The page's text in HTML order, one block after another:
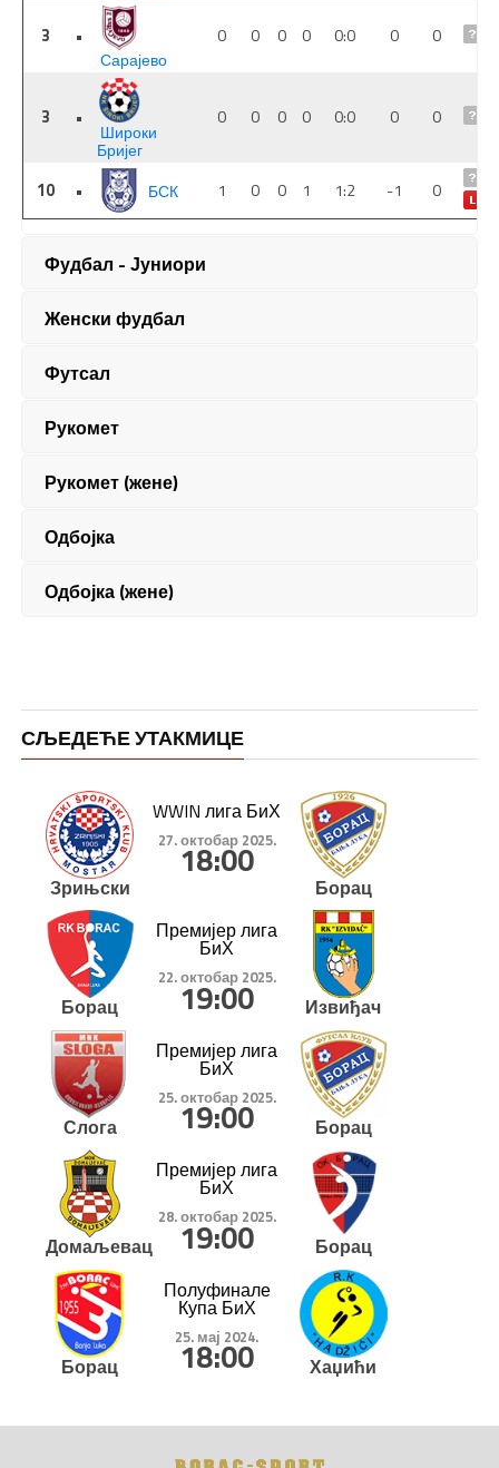
Фудбал - Јуниори
Женски фудбал
Футсал
Рукомет
Рукомет (жене)
Одбојка
Одбојка (жене)
СЉЕДЕЋЕ УТАКМИЦЕ
Зрињски
WWIN лига БиХ
27. октобар 2025.
18:00
Борац
Борац
Премијер лига
БиХ
22. октобар 2025.
19:00 Извиђач
Слога
Премијер лига
БиХ
25. октобар 2025.
19:00 Борац
Домаљевац
Премијер лига
БиХ
28. октобар 2025.
19:00 Борац
Борац
Полуфинале
Купа БиХ
25. мај 2024.
18:00 Хаџићи